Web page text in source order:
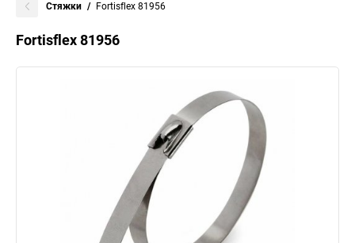
Стяжки Fortisflex 81956
Fortisflex 81956